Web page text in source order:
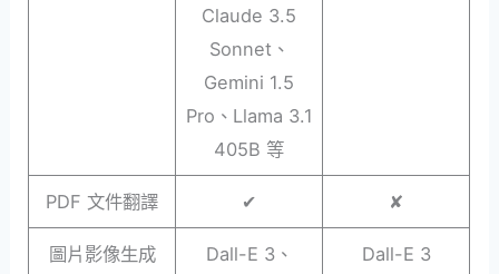
Claude 3.5
Sonnet、
Gemini 1.5
Pro、Llama 3.1
405B 等
PDF 文件翻譯 ✔︎ ✘
圖片影像生成
Dall-E 3、
Dall-E 3